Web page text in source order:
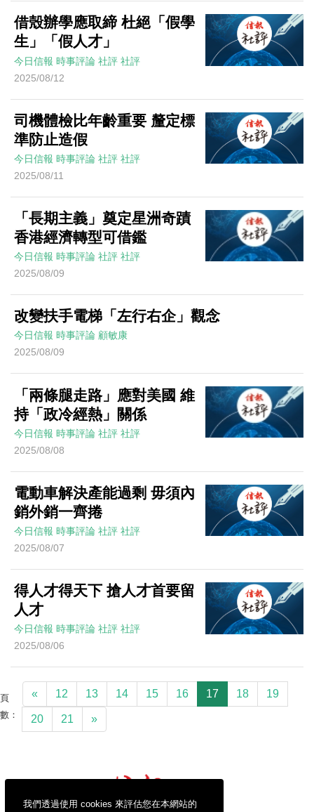
我們透過使用 cookies 來評估您在本網站的
借殼辦學應取締 杜絕「假學
生」「假人才」
今日信報 時事評論 社評 社評
2025/08/12
司機體檢比年齡重要 釐定標
準防止造假
今日信報 時事評論 社評 社評
2025/08/11
「長期主義」奠定星洲奇蹟
香港經濟轉型可借鑑
今日信報 時事評論 社評 社評
2025/08/09
改變扶手電梯「左行右企」觀念
今日信報 時事評論 顧敏康
2025/08/09
「兩條腿走路」應對美國 維
持「政冷經熱」關係
今日信報 時事評論 社評 社評
2025/08/08
電動車解決產能過剩 毋須內
銷外銷一齊捲
今日信報 時事評論 社評 社評
2025/08/07
得人才得天下 搶人才首要留
人才
今日信報 時事評論 社評 社評
2025/08/06
頁
數：
« 12 13 14 15 16 17 18 19
20 21 »